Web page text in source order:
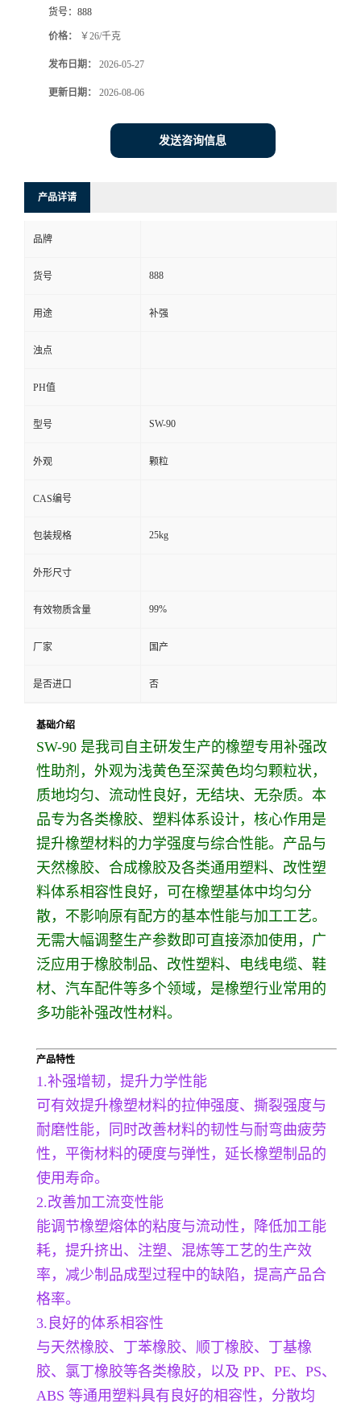
货号： 888
价格： ￥26/千克
发布日期： 2026-05-27
更新日期： 2026-08-06
发送咨询信息
产品详请
品牌
货号 888
用途 补强
浊点
PH值
型号 SW-90
外观 颗粒
CAS编号
包装规格 25kg
外形尺寸
有效物质含量 99%
厂家 国产
是否进口 否
基础介绍
SW-90 是我司自主研发生产的橡塑专用补强改
性助剂，外观为浅黄色至深黄色均匀颗粒状，
质地均匀、流动性良好，无结块、无杂质。本
品专为各类橡胶、塑料体系设计，核心作用是
提升橡塑材料的力学强度与综合性能。产品与
天然橡胶、合成橡胶及各类通用塑料、改性塑
料体系相容性良好，可在橡塑基体中均匀分
散，不影响原有配方的基本性能与加工工艺。
无需大幅调整生产参数即可直接添加使用，广
泛应用于橡胶制品、改性塑料、电线电缆、鞋
材、汽车配件等多个领域，是橡塑行业常用的
多功能补强改性材料。
产品特性
1.补强增韧，提升力学性能
可有效提升橡塑材料的拉伸强度、撕裂强度与
耐磨性能，同时改善材料的韧性与耐弯曲疲劳
性，平衡材料的硬度与弹性，延长橡塑制品的
使用寿命。
2.改善加工流变性能
能调节橡塑熔体的粘度与流动性，降低加工能
耗，提升挤出、注塑、混炼等工艺的生产效
率，减少制品成型过程中的缺陷，提高产品合
格率。
3.良好的体系相容性
与天然橡胶、丁苯橡胶、顺丁橡胶、丁基橡
胶、氯丁橡胶等各类橡胶，以及 PP、PE、PS、
ABS 等通用塑料具有良好的相容性，分散均